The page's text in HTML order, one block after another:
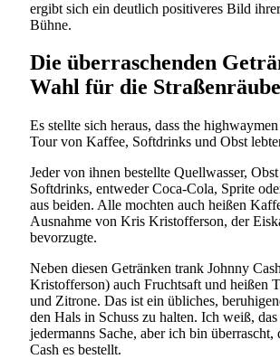
ergibt sich ein deutlich positiveres Bild
Bühne.
Die überraschenden
Wahl für die
Es stellte sich heraus, dass the
Tour von Kaffee, Softdrinks und Obst
Jeder von ihnen bestellte Quellwasser,
Softdrinks, entweder Coca-Cola, Sprite
aus beiden. Alle mochten auch heißen
Ausnahme von Kris Kristofferson, der
bevorzugte.
Neben diesen Getränken trank Johnny
Kristofferson) auch Fruchtsaft und heißen
und Zitrone. Das ist ein übliches,
den Hals in Schuss zu halten. Ich weiß,
jedermanns Sache, aber ich bin überrascht,
Cash es bestellt.